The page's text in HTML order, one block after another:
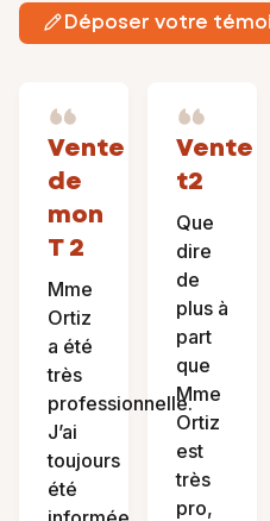
Déposer votre
Vente
de
mon
T 2
Mme
Ortiz
a été
très
professionnelle.
J’ai
toujours
été
Vente
t2
Que
dire
de
plus à
part
que
Mme
Ortiz
est
très
pro,